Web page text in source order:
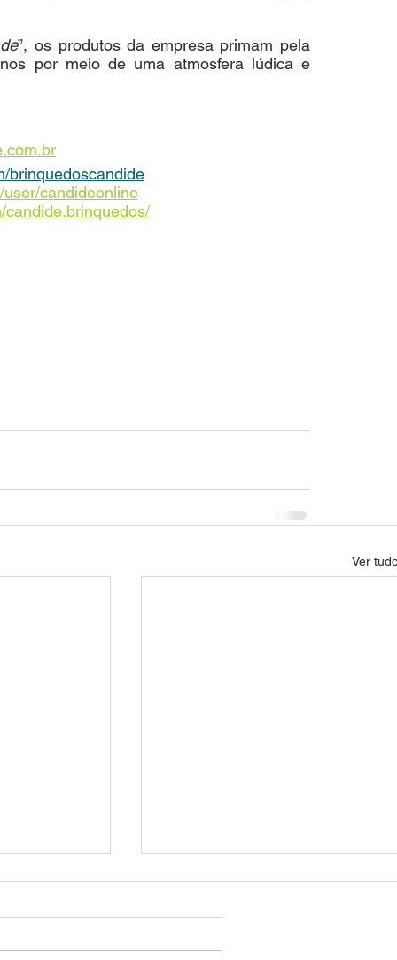
”, os produtos da empresa primam pela
por meio de uma atmosfera lúdica e
brinquedoscandide
candideonline
Ver